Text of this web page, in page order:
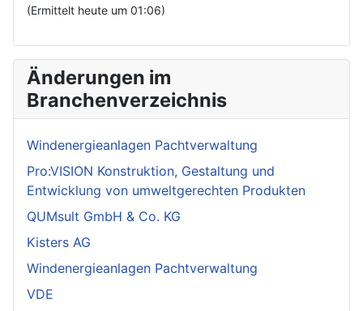
(Ermittelt heute um 01:06)
Änderungen im
Branchenverzeichnis
Windenergieanlagen Pachtverwaltung
Pro:VISION Konstruktion, Gestaltung und
Entwicklung von umweltgerechten Produkten
QUMsult GmbH & Co. KG
Kisters AG
Windenergieanlagen Pachtverwaltung
VDE